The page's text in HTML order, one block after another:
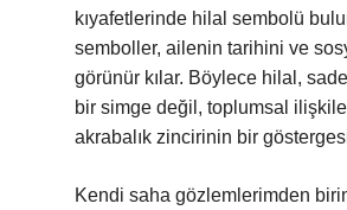
kıyafetlerinde hilal sembolü
semboller, ailenin tarihini ve
görünür kılar. Böylece hilal,
bir simge değil, toplumsal
akrabalık zincirinin bir
Kendi saha gözlemlerimden